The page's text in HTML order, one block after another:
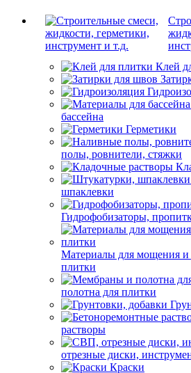
Клей
бассейна
Герметики
полы, ровнители, стяжки
шпаклевки
Гидрофобизаторы,
Материалы для мощения и
плитки
полотна для плитки
растворы
отрезные диски,
Краски